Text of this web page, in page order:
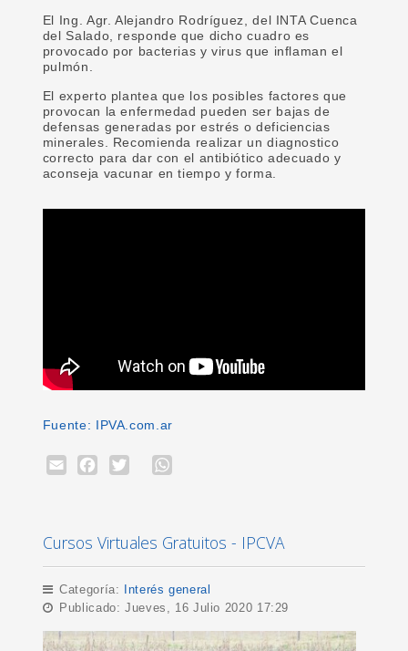
El Ing. Agr. Alejandro Rodríguez, del INTA Cuenca
del Salado, responde que dicho cuadro es
provocado por bacterias y virus que inflaman el
pulmón.
El experto plantea que los posibles factores que
provocan la enfermedad pueden ser bajas de
defensas generadas por estrés o deficiencias
minerales. Recomienda realizar un diagnostico
correcto para dar con el antibiótico adecuado y
aconseja vacunar en tiempo y forma.
Fuente: IPVA.com.ar
EmailFacebook
Twitter
Cursos Virtuales Gratuitos - IPCVA
Categoría: Interés general
Publicado: Jueves, 16 Julio 2020 17:29